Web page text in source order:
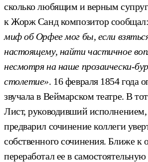
сколько любящим и верным
к Жорж Санд композитор сообщал:
миф об Орфее мог бы, если
настоящему, найти частичное
несмотря на наше прозаически-
столетие». 16 февраля 1854 года
звучала в Веймарском театре. В
Лист, руководивший
предварил сочинение коллеги
собственного сочинения. Ближе к
переработал ее в